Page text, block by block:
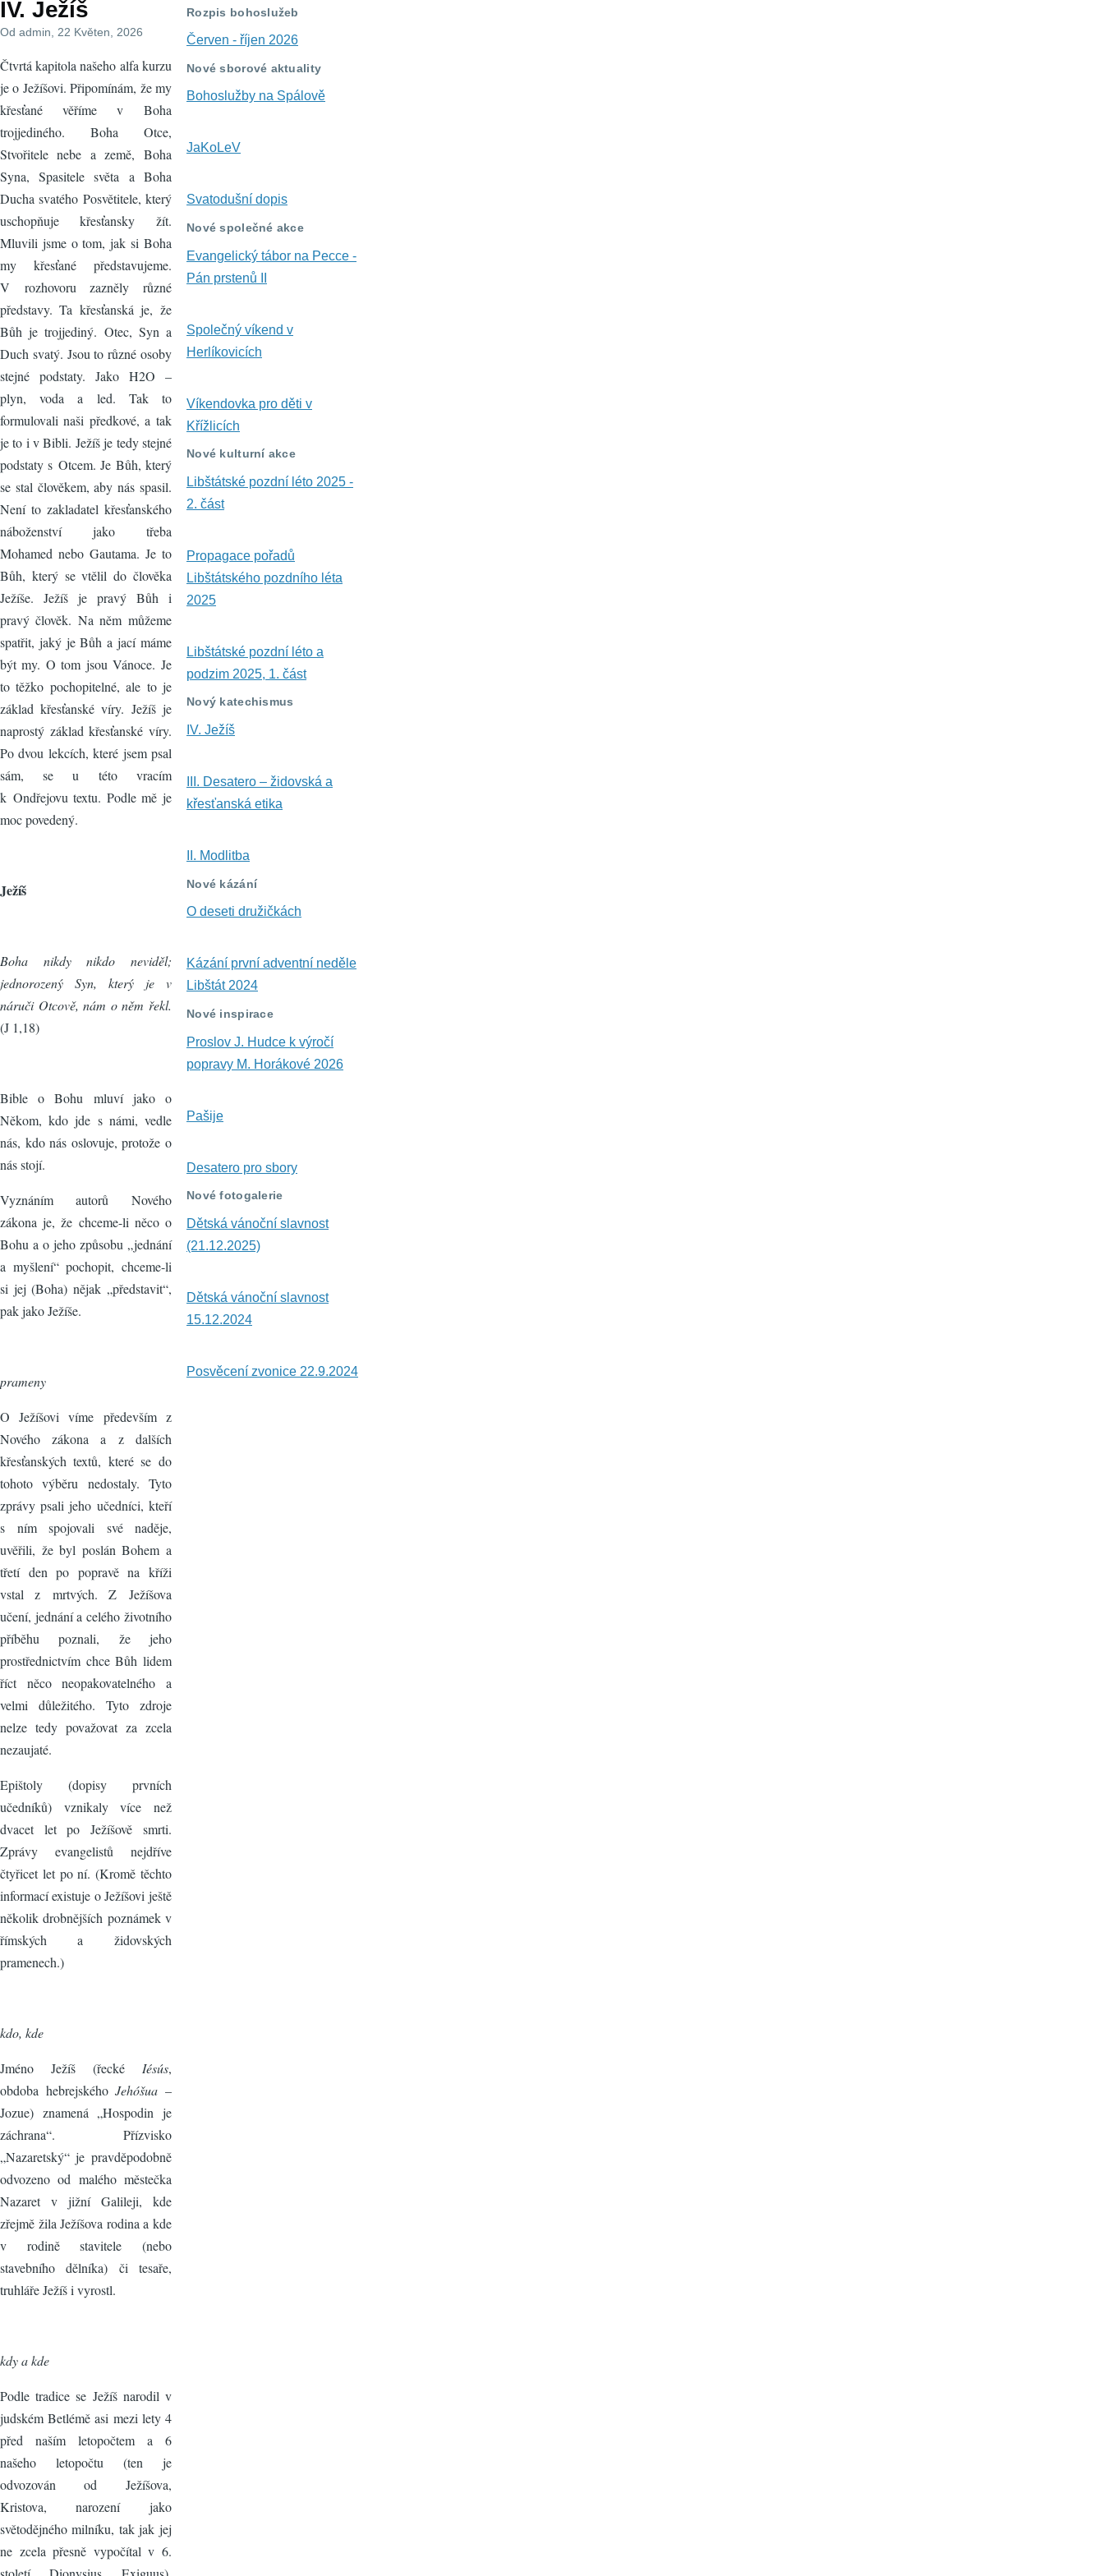
navigace
IV. Ježíš
Od admin , 22 Květen, 2026
Čtvrtá kapitola našeho alfa kurzu
je o Ježíšovi. Připomínám, že my
křesťané věříme v Boha
trojjediného. Boha Otce,
Stvořitele nebe a země, Boha
Syna, Spasitele světa a Boha
Ducha svatého Posvětitele, který
uschopňuje křesťansky žít.
Mluvili jsme o tom, jak si Boha
my křesťané představujeme.
V rozhovoru zazněly různé
představy. Ta křesťanská je, že
Bůh je trojjediný. Otec, Syn a
Duch svatý. Jsou to různé osoby
stejné podstaty. Jako H2O –
plyn, voda a led. Tak to
formulovali naši předkové, a tak
je to i v Bibli. Ježíš je tedy stejné
podstaty s Otcem. Je Bůh, který
se stal člověkem, aby nás spasil.
Není to zakladatel křesťanského
náboženství jako třeba
Mohamed nebo Gautama. Je to
Bůh, který se vtělil do člověka
Ježíše. Ježíš je pravý Bůh i
pravý člověk. Na něm můžeme
spatřit, jaký je Bůh a jací máme
být my. O tom jsou Vánoce. Je
to těžko pochopitelné, ale to je
základ křesťanské víry. Ježíš je
naprostý základ křesťanské víry.
Po dvou lekcích, které jsem psal
sám, se u této vracím
k Ondřejovu textu. Podle mě je
moc povedený.
Ježíš
Boha nikdy nikdo neviděl;
jednorozený Syn, který je v
náruči Otcově, nám o něm řekl.
(J 1,18)
Bible o Bohu mluví jako o
Někom, kdo jde s námi, vedle
nás, kdo nás oslovuje, protože o
nás stojí.
Vyznáním autorů Nového
zákona je, že chceme-li něco o
Bohu a o jeho způsobu „jednání
a myšlení“ pochopit, chceme-li
si jej (Boha) nějak „představit“,
pak jako Ježíše.
prameny
O Ježíšovi víme především z
Nového zákona a z dalších
křesťanských textů, které se do
tohoto výběru nedostaly. Tyto
zprávy psali jeho učedníci, kteří
s ním spojovali své naděje,
uvěřili, že byl poslán Bohem a
třetí den po popravě na kříži
vstal z mrtvých. Z Ježíšova
učení, jednání a celého životního
příběhu poznali, že jeho
prostřednictvím chce Bůh lidem
říct něco neopakovatelného a
velmi důležitého. Tyto zdroje
nelze tedy považovat za zcela
nezaujaté.
Epištoly (dopisy prvních
učedníků) vznikaly více než
dvacet let po Ježíšově smrti.
Zprávy evangelistů nejdříve
čtyřicet let po ní. (Kromě těchto
informací existuje o Ježíšovi ještě
několik drobnějších poznámek v
římských a židovských
pramenech.)
kdo, kde
Jméno Ježíš (řecké Iésús,
obdoba hebrejskéhoJehóšua –
Jozue) znamená „Hospodin je
záchrana“. Přízvisko
„Nazaretský“ je pravděpodobně
odvozeno od malého městečka
Nazaret v jižní Galileji, kde
zřejmě žila Ježíšova rodina a kde
v rodině stavitele (nebo
stavebního dělníka) či tesaře,
truhláře Ježíš i vyrostl.
kdy a kde
Podle tradice se Ježíš narodil v
judském Betlémě asi mezi lety 4
před naším letopočtem a 6
našeho letopočtu (ten je
odvozován od Ježíšova,
Kristova, narození jako
světodějného milníku, tak jak jej
ne zcela přesně vypočítal v 6.
Rozpis bohoslužeb
Červen - říjen 2026
Nové sborové aktuality
Bohoslužby na Spálově
JaKoLeV
Svatodušní dopis
Nové společné akce
Evangelický tábor na Pecce -
Pán prstenů II
Společný víkend v
Herlíkovicích
Víkendovka pro děti v
Křížlicích
Nové kulturní akce
Libštátské pozdní léto 2025 -
2. část
Propagace pořadů
Libštátského pozdního léta
2025
Libštátské pozdní léto a
podzim 2025, 1. část
Nový katechismus
IV. Ježíš
III. Desatero – židovská a
křesťanská etika
II. Modlitba
Nové kázání
O deseti družičkách
Kázání první adventní neděle
Libštát 2024
Nové inspirace
Proslov J. Hudce k výročí
popravy M. Horákové 2026
Pašije
Desatero pro sbory
Nové fotogalerie
Dětská vánoční slavnost
(21.12.2025)
Dětská vánoční slavnost
15.12.2024
Posvěcení zvonice 22.9.2024